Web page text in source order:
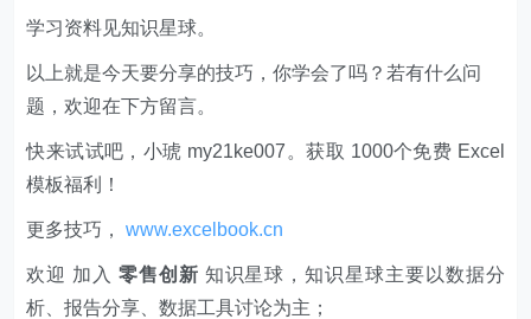
学习资料见知识星球。
以上就是今天要分享的技巧，你学会了吗？若有什么问
题，欢迎在下方留言。
快来试试吧，小琥 my21ke007。获取 1000个免费 Excel
模板福利​​​​！
更多技巧，www.excelbook.cn
欢迎 加入 零售创新 知识星球，知识星球主要以数据分
析、报告分享、数据工具讨论为主；